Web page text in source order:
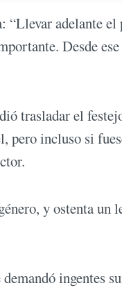
“Llevar adelante
Desde
trasladar el
pero incluso si
y ostenta un
ingentes